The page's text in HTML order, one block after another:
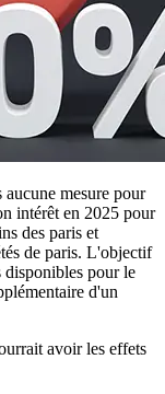
mesure pour
intérêt en 2025 pour
des paris et
de paris. L'objectif
disponibles pour le
d'un
avoir les effets